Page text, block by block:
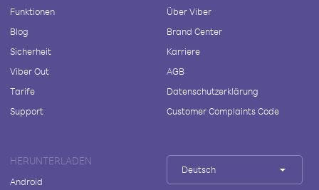
Funktionen
Blog
Sicherheit
Viber Out
Tarife
Support
Über Viber
Brand Center
Karriere
AGB
Datenschutzerklärung
Customer Complaints Code
HERUNTERLADEN
Android
Deutsch